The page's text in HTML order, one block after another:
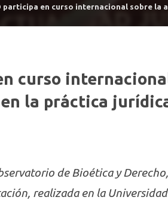
participa en curso internacional sobre
curso
la práctica
de Bioética y
realizada en la